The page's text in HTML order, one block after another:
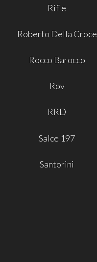
Rifle
Roberto Della Croce
Rocco Barocco
Rov
RRD
Salce 197
Santorini